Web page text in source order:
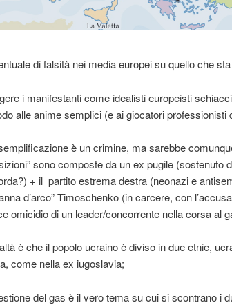
di falsità nei media europei su quello che
i manifestanti come idealisti europeisti
alle anime semplici (e ai giocatori professionisti
è un crimine, ma sarebbe
sono composte da un ex pugile (sostenuto
+ il partito estrema destra (neonazi e
d’arco” Timoschenko (in carcere, con
omicidio di un leader/concorrente nella corsa al
è che il popolo ucraino è diviso in due etnie,
come nella ex iugoslavia;
del gas è il vero tema su cui si scontrano i